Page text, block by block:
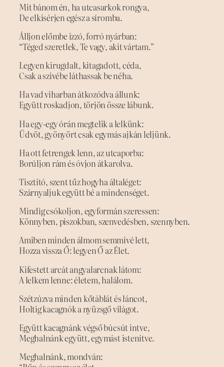
Mit bánom én, ha utcasarkok rongya,
De elkisérjen egész a síromba.
Álljon előmbe izzó, forró nyárban:
“Téged szeretlek, Te vagy, akit vártam.”
Legyen kirugdalt, kitagadott, céda,
Csak a szivébe láthassak be néha.
Ha vad viharban átkozódva állunk:
Együtt roskadjon, törjön össze lábunk.
Ha egy-egy órán megtelik a lelkünk:
Üdvöt, gyönyört csak egymás ajkán leljünk.
Ha ott fetrengek lenn, az utcaporba:
Borúljon rám és óvjon átkarolva.
Tisztító, szent tűz hogyha általéget:
Szárnyaljuk együtt bé a mindenséget.
Mindig csókoljon, egyformán szeressen:
Könnyben, piszokban, szenvedésben, szennyben.
Amiben minden álmom semmivé lett,
Hozza vissza Ő: legyen Ő az Élet.
Kifestett arcát angyalarcnak látom:
A lelkem lenne: életem, halálom.
Szétzúzva minden kőtáblát és láncot,
Holtig kacagnók a nyüzsgő világot.
Együtt kacagnánk végső búcsút intve,
Meghalnánk együtt, egymást istenítve.
Meghalnánk, mondván: